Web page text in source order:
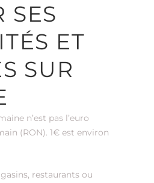
SES
ET
SUR
n’est pas l’euro
(RON). 1€ est environ
restaurants ou